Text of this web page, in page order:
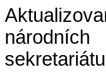
národních